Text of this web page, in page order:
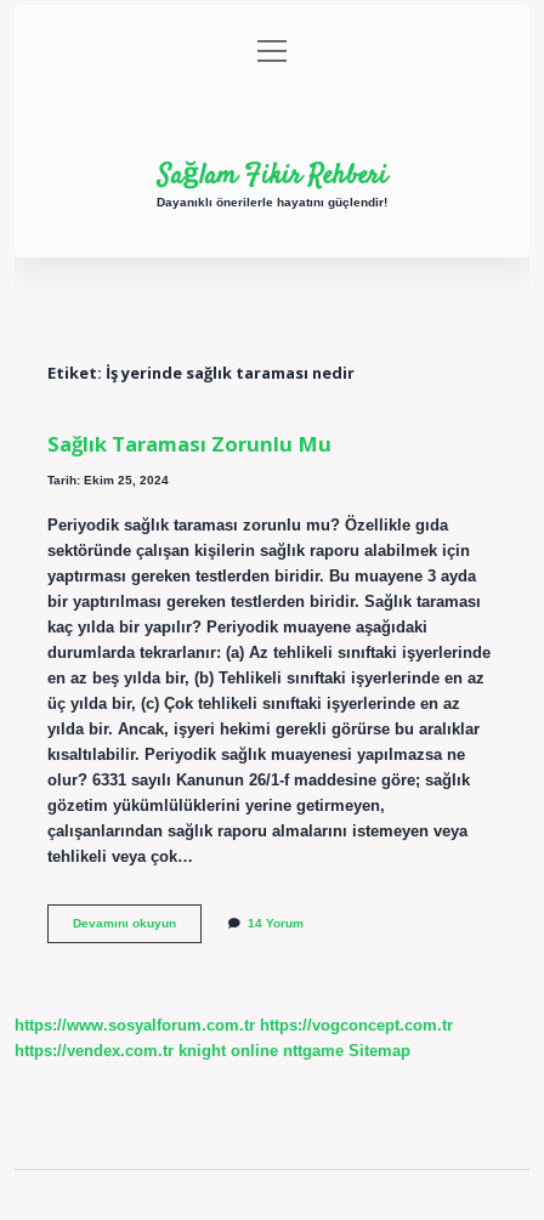
Gizlilik Politikası
menüyü
aç
Sağlam Fikir Rehberi
Dayanıklı önerilerle hayatını güçlendir!
Etiket: İş yerinde sağlık taraması nedir
Sağlık Taraması Zorunlu Mu
Tarih: Ekim 25, 2024
Periyodik sağlık taraması zorunlu mu? Özellikle gıda
sektöründe çalışan kişilerin sağlık raporu alabilmek için
yaptırması gereken testlerden biridir. Bu muayene 3 ayda
bir yaptırılması gereken testlerden biridir. Sağlık taraması
kaç yılda bir yapılır? Periyodik muayene aşağıdaki
durumlarda tekrarlanır: (a) Az tehlikeli sınıftaki işyerlerinde
en az beş yılda bir, (b) Tehlikeli sınıftaki işyerlerinde en az
üç yılda bir, (c) Çok tehlikeli sınıftaki işyerlerinde en az
yılda bir. Ancak, işyeri hekimi gerekli görürse bu aralıklar
kısaltılabilir. Periyodik sağlık muayenesi yapılmazsa ne
olur? 6331 sayılı Kanunun 26/1-f maddesine göre; sağlık
gözetim yükümlülüklerini yerine getirmeyen,
çalışanlarından sağlık raporu almalarını istemeyen veya
tehlikeli veya çok…
Devamını okuyunSağlık
14 Yorum
https://www.sosyalforum.com.tr https://vogconcept.com.tr
https://vendex.com.tr knight online nttgame Sitemap